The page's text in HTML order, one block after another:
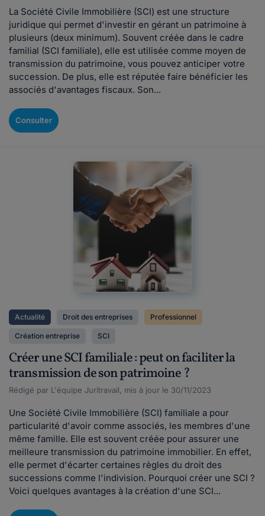
La Société Civile Immobilière (SCI) est une structure
juridique qui permet d'investir en gérant un patrimoine à
plusieurs (deux minimum). Souvent créée dans le cadre
familial (SCI familiale), elle est utilisée comme moyen de
transmission du patrimoine, vous pouvez anticiper votre
succession. De plus, elle est réputée faire bénéficier les
associés d'avantages fiscaux. Son...
Consulter
Actualité Droit des entreprises Professionnel
Création entreprise SCI
Créer une SCI familiale : peut on faciliter la
transmission de son patrimoine ?
Rédigé par L'équipe Juritravail, mis à jour le 30/11/2023
Une Société Civile Immobilière (SCI) familiale a pour
particularité d'avoir comme associés, les membres d'une
même famille. Elle est souvent créée pour assurer une
meilleure transmission du patrimoine immobilier. En effet,
elle permet d'écarter certaines règles du droit des
successions comme l'indivision. Pourquoi créer une SCI ?
Voici quelques avantages à la création d'une SCI...